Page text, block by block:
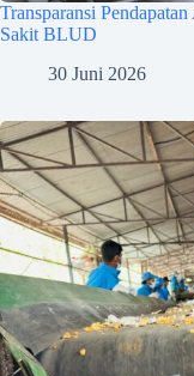
Transparansi
Sakit BLUD
30 Juni 2026